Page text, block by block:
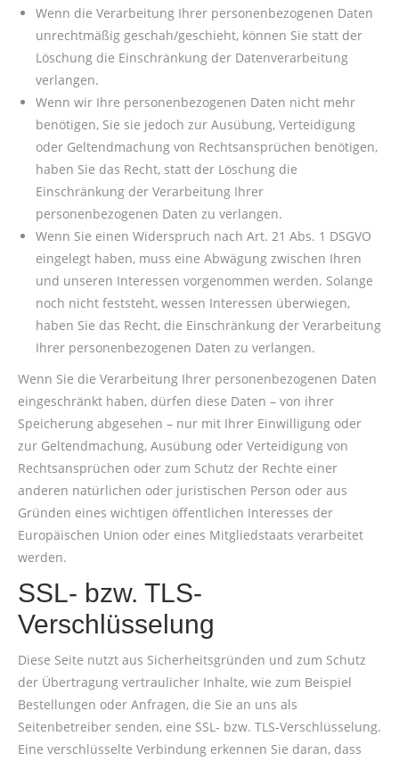
Wenn die Verarbeitung Ihrer personenbezogenen Daten
unrechtmäßig geschah/geschieht, können Sie statt der
Löschung die Einschränkung der Datenverarbeitung
verlangen.
Wenn wir Ihre personenbezogenen Daten nicht mehr
benötigen, Sie sie jedoch zur Ausübung, Verteidigung
oder Geltendmachung von Rechtsansprüchen benötigen,
haben Sie das Recht, statt der Löschung die
Einschränkung der Verarbeitung Ihrer
personenbezogenen Daten zu verlangen.
Wenn Sie einen Widerspruch nach Art. 21 Abs. 1 DSGVO
eingelegt haben, muss eine Abwägung zwischen Ihren
und unseren Interessen vorgenommen werden. Solange
noch nicht feststeht, wessen Interessen überwiegen,
haben Sie das Recht, die Einschränkung der Verarbeitung
Ihrer personenbezogenen Daten zu verlangen.
Wenn Sie die Verarbeitung Ihrer personenbezogenen Daten
eingeschränkt haben, dürfen diese Daten – von ihrer
Speicherung abgesehen – nur mit Ihrer Einwilligung oder
zur Geltendmachung, Ausübung oder Verteidigung von
Rechtsansprüchen oder zum Schutz der Rechte einer
anderen natürlichen oder juristischen Person oder aus
Gründen eines wichtigen öffentlichen Interesses der
Europäischen Union oder eines Mitgliedstaats verarbeitet
werden.
SSL- bzw. TLS-
Verschlüsselung
Diese Seite nutzt aus Sicherheitsgründen und zum Schutz
der Übertragung vertraulicher Inhalte, wie zum Beispiel
Bestellungen oder Anfragen, die Sie an uns als
Seitenbetreiber senden, eine SSL- bzw. TLS-Verschlüsselung.
Eine verschlüsselte Verbindung erkennen Sie daran, dass